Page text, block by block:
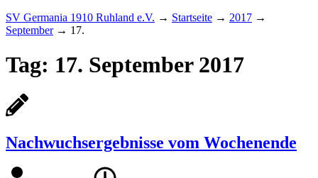
SV Germania 1910 Ruhland e.V. → Startseite → 2017 →
September→ 17.
Tag: 17. September 2017
Nachwuchsergebnisse vom Wochenende